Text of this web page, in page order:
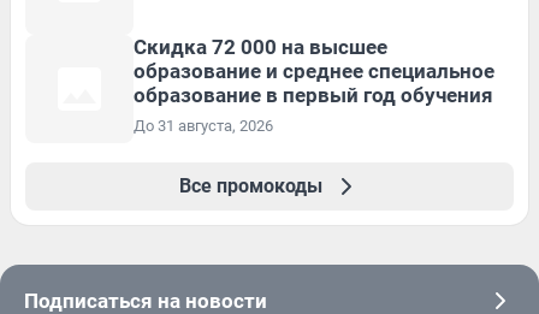
Скидка 72 000 на высшее
образование и среднее специальное
образование в первый год обучения
До 31 августа, 2026
Все промокоды